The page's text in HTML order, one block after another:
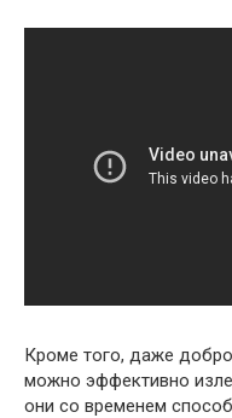
Кроме того, даже
можно эффективно
они со временем